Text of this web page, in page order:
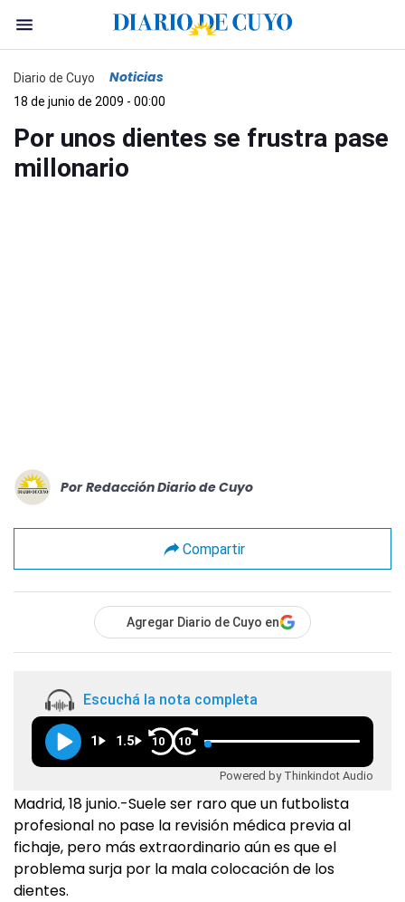
Diario de Cuyo Noticias
18 de junio de 2009 - 00:00
Por unos dientes se frustra pase
millonario
Por Redacción Diario de Cuyo
Compartir
Agregar Diario de Cuyo en
Escuchá la nota completa
1 1.5 10 10
Powered by Thinkindot Audio
Madrid, 18 junio.-Suele ser raro que un futbolista
profesional no pase la revisión médica previa al
fichaje, pero más extraordinario aún es que el
problema surja por la mala colocación de los
dientes.